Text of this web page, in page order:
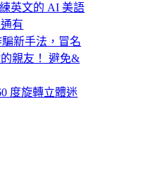
英文的 AI 美語
有
騙新手法，冒名
親友！ 避免&
度旋轉立體迷